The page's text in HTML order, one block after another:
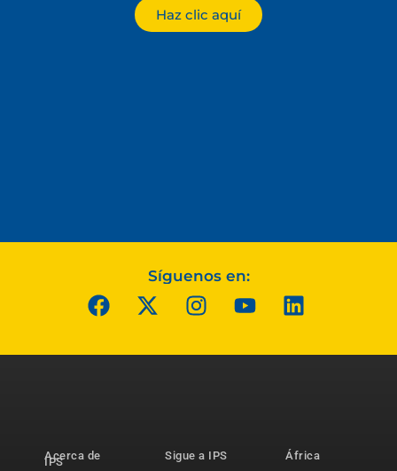
Haz clic aquí
Síguenos en:
Acerca de
IPS
Sigue a IPS
África